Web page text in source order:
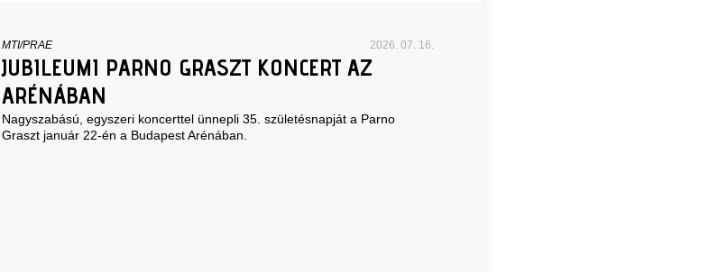
MTI/PRAE 2026. 07. 16.
JUBILEUMI PARNO GRASZT KONCERT AZ
ARÉNÁBAN
Nagyszabású, egyszeri koncerttel ünnepli 35. születésnapját a Parno
Graszt január 22-én a Budapest Arénában.